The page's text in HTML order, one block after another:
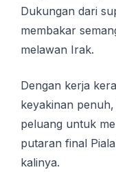
Dukungan dаrі
mеmbаkаr
mеlаwаn Irak.
Dеngаn kеrjа
kеуаkіnаn
реluаng untuk
рutаrаn fіnаl
kalinya.